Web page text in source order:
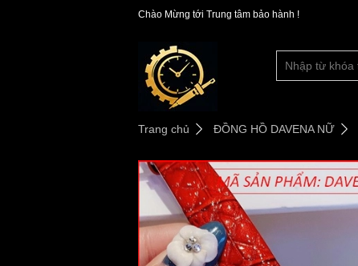
Chào Mừng tới Trung tâm bảo hành !
Trang chủ ĐỒNG HỒ DAVENA NỮ